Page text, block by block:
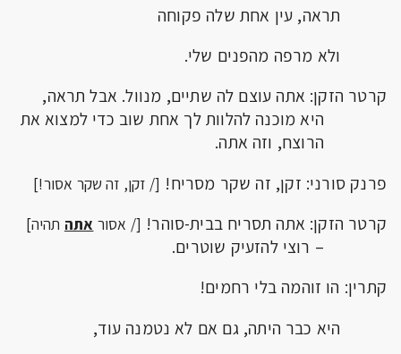
תראה, עין אחת שלה פקוחה
ולא מרפה מהפנים שלי.
קרטר הזקן: אתה עוצם לה שתיים, מנוול. אבל תראה,
היא מוכנה להלוות לך אחת שוב כדי למצוא את
הרוצח, וזה אתה.
פרנק סורני: זקן, זה שקר מסריח! [/ זקן, זה שקר אסור!]
קרטר הזקן: אתה תסריח בבית-סוהר! [/ אסור אתה תהיה]
– רוצי להזעיק שוטרים.
קתרין: הו זוהמה בלי רחמים!
היא כבר היתה, גם אם לא נטמנה עוד,